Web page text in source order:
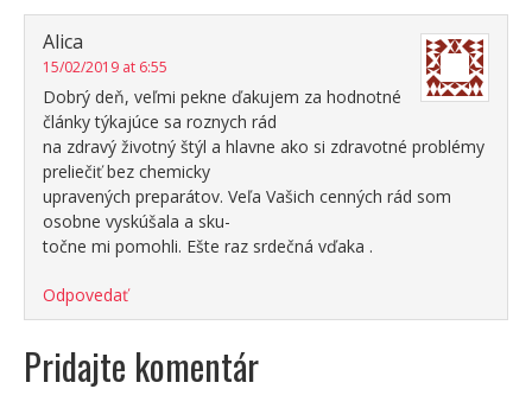
Alica
15/02/2019 at 6:55
Dobrý deň, veľmi pekne ďakujem za hodnotné
články týkajúce sa roznych rád
na zdravý životný štýl a hlavne ako si zdravotné problémy
preliečiť bez chemicky
upravených preparátov. Veľa Vašich cenných rád som
osobne vyskúšala a sku-
točne mi pomohli. Ešte raz srdečná vďaka .
Odpovedať
Pridajte komentár